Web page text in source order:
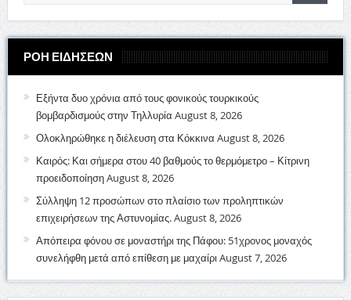
ΡΟΗ ΕΙΔΗΣΕΩΝ
Εξήντα δυο χρόνια από τους φονικούς τουρκικούς
βομβαρδισμούς στην Τηλλυρία August 8, 2026
Ολοκληρώθηκε η διέλευση στα Κόκκινα August 8, 2026
Καιρός: Και σήμερα στου 40 βαθμούς το θερμόμετρο – Κίτρινη
προειδοποίησηAugust 8, 2026
Σύλληψη 12 προσώπων στο πλαίσιο των προληπτικών
επιχειρήσεων της Αστυνομίας.August 8, 2026
Απόπειρα φόνου σε μοναστήρι της Πάφου: 51χρονος μοναχός
συνελήφθη μετά από επίθεση με μαχαίριAugust 7, 2026